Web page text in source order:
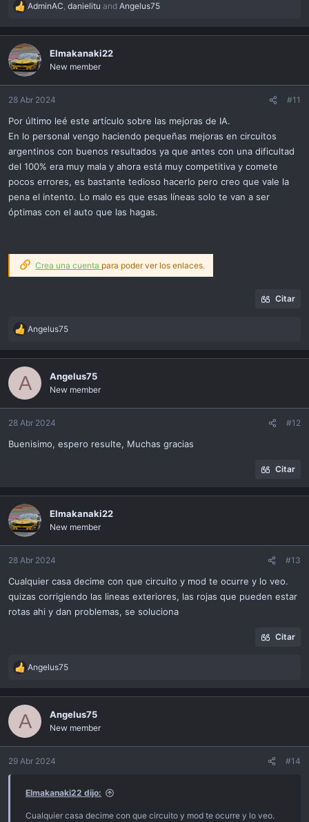
R
a
c
t
i
o
n
:
AdminAC, danielitu and Angelus75
Elmakanaki22
New member
28 Abr 2024 #11
Por último leé este artículo sobre las mejoras de IA.
En lo personal vengo haciendo pequeñas mejoras en circuitos
argentinos con buenos resultados ya que antes con una dificultad
del 100% era muy mala y ahora está muy competitiva y comete
pocos errores, es bastante tedioso hacerlo pero creo que vale la
pena el intento. Lo malo es que esas líneas solo te van a ser
óptimas con el auto que las hagas.
Crea una cuenta para poder ver los enlaces.
Citar
R
a
c
i
o
n
:
Angelus75
A Angelus75
New member
28 Abr 2024 #12
Buenisimo, espero resulte, Muchas gracias
Citar
Elmakanaki22
New member
28 Abr 2024 #13
Cualquier casa decime con que circuito y mod te ocurre y lo veo.
quizas corrigiendo las lineas exteriores, las rojas que pueden estar
rotas ahi y dan problemas, se soluciona
Citar
R
a
c
i
o
n
Angelus75
A Angelus75
New member
29 Abr 2024 #14
Elmakanaki22 dijo:
Cualquier casa decime con que circuito y mod te ocurre y lo veo.